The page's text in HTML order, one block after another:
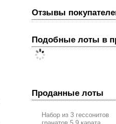
Отзывы
Подобные лоты в
Проданные лоты
Набор из 3 гессонитов